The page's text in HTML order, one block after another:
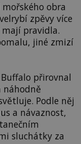
obra
zpěvy více
pravidla.
jiné zmizí
přirovnal
náhodně
Podle něj
a návaznost,
sluchátky za